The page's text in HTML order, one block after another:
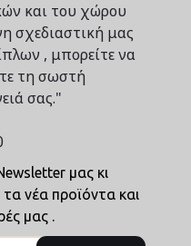
και του χώρου
σχεδιαστική μας
, μπορείτε να
τη σωστή
σας."
μας κι
νέα προϊόντα και
μας .